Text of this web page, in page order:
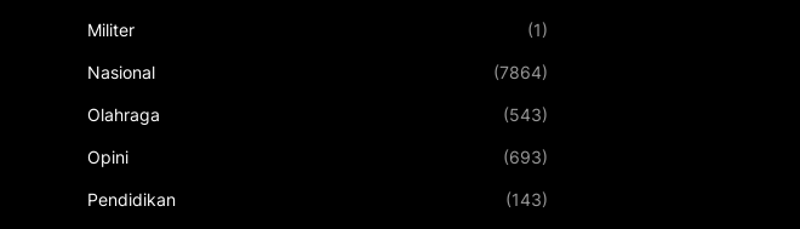
Militer (1)
Nasional (7864)
Olahraga (543)
Opini (693)
Pendidikan (143)